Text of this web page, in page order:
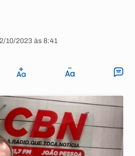
10/2023 às 8:41